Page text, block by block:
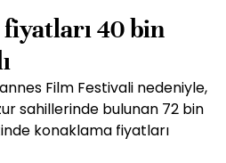
40 bin
Film Festivali nedeniyle,
sahillerinde bulunan 72 bin
konaklama fiyatları